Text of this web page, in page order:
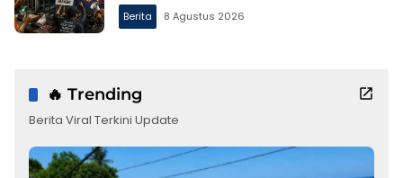
Berita 8 Agustus 2026
🔥 Trending
Berita Viral Terkini Update